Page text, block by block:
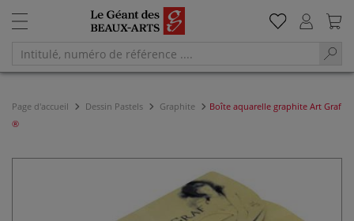
Page d'accueil Dessin Pastels Graphite
Boîte aquarelle graphite Art Graf
®